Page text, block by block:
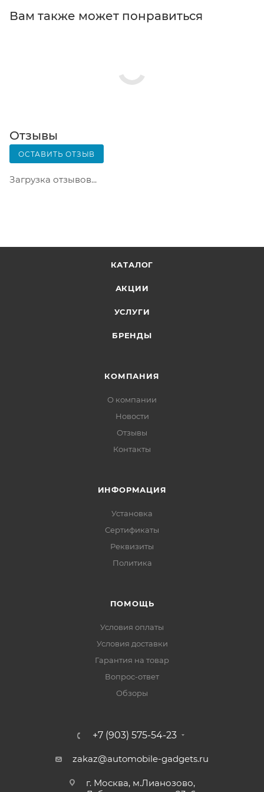
телефон или e-mail придет уникальный код.
Почтовая доставка через почту России. Когда
заказ придет в отделение, на ваш адрес придет
Вскрывать коробку самостоятельно вы можете
только после оплаты заказа. Один заказ может
содержать не больше 10 позиций и его стоимость
не должна превышать 100 000 р.
Вам также может понравиться
Отзывы
ОСТАВИТЬ ОТЗЫВ
Загрузка отзывов...
КАТАЛОГ
АКЦИИ
УСЛУГИ
БРЕНДЫ
КОМПАНИЯ
О компании
Новости
Отзывы
Контакты
ИНФОРМАЦИЯ
Установка
Сертификаты
Реквизиты
Политика
ПОМОЩЬ
Условия оплаты
Условия доставки
Гарантия на товар
Вопрос-ответ
Обзоры
+7 (903) 575-54-23
zakaz@automobile-gadgets.ru
г. Москва, м.Лианозово,